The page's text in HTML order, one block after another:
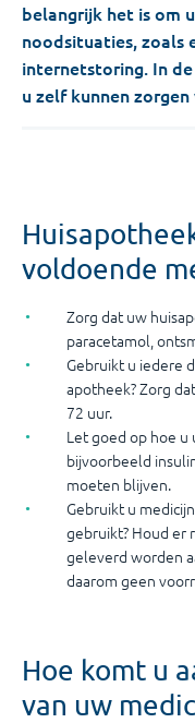
belangrijk het is om
noodsituaties, zoals
internetstoring. In
u zelf kunnen
voldoende
Zorg dat uw
paracetamol,
Gebruikt u iedere
apotheek? Zorg
72 uur.
Let goed op hoe
bijvoorbeeld
moeten blijven.
Gebruikt u
gebruikt? Houd er
geleverd worden
daarom geen
Hoe komt u
van uw